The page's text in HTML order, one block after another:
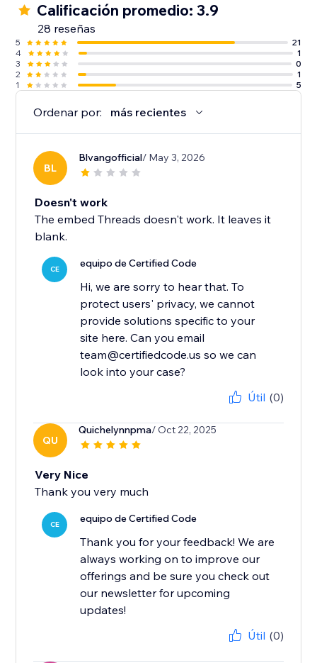
Calificación promedio: 3.9
28 reseñas
5
21
4
1
3
0
2
1
1
5
Ordenar por: más recientes
BL
Blvangofficial/ May 3, 2026
Doesn't work
The embed Threads doesn't work. It leaves it
blank.
CE equipo de Certified Code
Hi, we are sorry to hear that. To
protect users' privacy, we cannot
provide solutions specific to your
site here. Can you email
team@certifiedcode.us so we can
look into your case?
Útil (0)
QU
Quichelynnpma/ Oct 22, 2025
Very Nice
Thank you very much
CE equipo de Certified Code
Thank you for your feedback! We are
always working on to improve our
offerings and be sure you check out
our newsletter for upcoming
updates!
Útil (0)